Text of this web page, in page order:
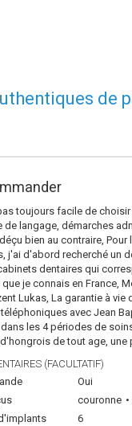
de
toujours facile de
de langage, démarches
bien au contraire,
j'ai d'abord recherché un
dentaires qui
que je connais en France,
Lukas, La garantie à
avec Jean
les 4 périodes de
de tout age, une
(FACULTATIF)
Oui
couronne
6